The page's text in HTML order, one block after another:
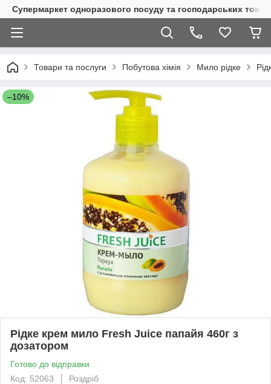
Супермаркет одноразового посуду та господарських
Товари та послуги Побутова хімія Мило рідке
–10%
Рідке крем мило Fresh Juice папайя 460г з
дозатором
Готово до відправки
Код: 52063
Роздріб